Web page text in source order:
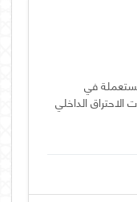
في
الاحتراق الداخلي